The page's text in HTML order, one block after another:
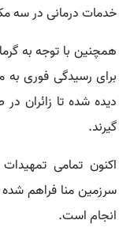
خدمات درمانی در سه
همچنین با توجه به
برای رسیدگی فوری به
دیده شده تا زائران
گیرند.
اکنون تمامی
سرزمین منا فراهم
انجام است.